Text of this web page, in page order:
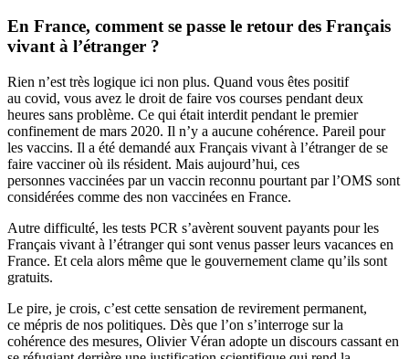
En France, comment se passe le retour des Français
vivant à l’étranger ?
Rien n’est très logique ici non plus. Quand vous êtes positif
au covid, vous avez le droit de faire vos courses pendant deux
heures sans problème. Ce qui était interdit pendant le premier
confinement de mars 2020. Il n’y a aucune cohérence. Pareil pour
les vaccins. Il a été demandé aux Français vivant à l’étranger de se
faire vacciner où ils résident. Mais aujourd’hui, ces
personnes vaccinées par un vaccin reconnu pourtant par l’OMS sont
considérées comme des non vaccinées en France.
Autre difficulté, les tests PCR s’avèrent souvent payants pour les
Français vivant à l’étranger qui sont venus passer leurs vacances en
France. Et cela alors même que le gouvernement clame qu’ils sont
gratuits.
Le pire, je crois, c’est cette sensation de revirement permanent,
ce mépris de nos politiques. Dès que l’on s’interroge sur la
cohérence des mesures, Olivier Véran adopte un discours cassant en